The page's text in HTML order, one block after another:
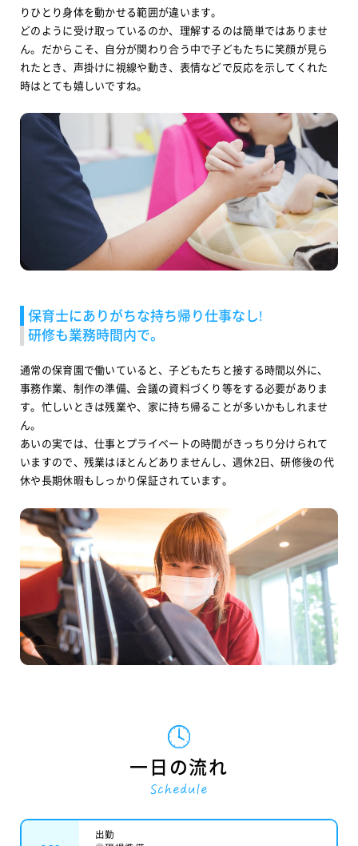
りひとり身体を動かせる範囲が違います。
どのように受け取っているのか、理解するのは簡単ではありませ
ん。だからこそ、自分が関わり合う中で子どもたちに笑顔が見ら
れたとき、声掛けに視線や動き、表情などで反応を示してくれた
時はとても嬉しいですね。
保育士にありがちな持ち帰り仕事なし!
研修も業務時間内で。
通常の保育園で働いていると、子どもたちと接する時間以外に、
事務作業、制作の準備、会議の資料づくり等をする必要がありま
す。忙しいときは残業や、家に持ち帰ることが多いかもしれませ
ん。
あいの実では、仕事とプライベートの時間がきっちり分けられて
いますので、残業はほとんどありませんし、週休2日、研修後の代
休や長期休暇もしっかり保証されています。
一日の流れ
schedule
出勤